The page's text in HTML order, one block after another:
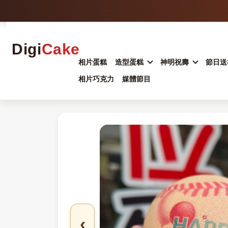
DigiCake
相片蛋糕 造型蛋糕 神明祝壽 節日
相片巧克力 媒體節目
‹